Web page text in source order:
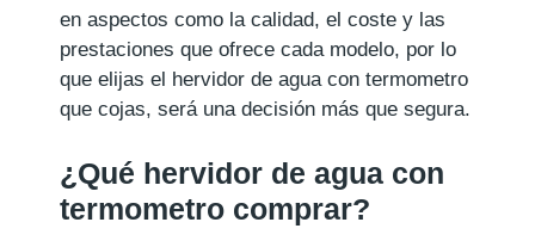
en aspectos como la calidad, el coste y las
prestaciones que ofrece cada modelo, por lo
que elijas el hervidor de agua con termometro
que cojas, será una decisión más que segura.
¿Qué hervidor de agua con
termometro comprar?